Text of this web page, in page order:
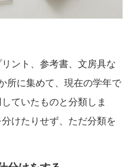
ント、参考書、文房具な
所に集めて、現在の学年で
ていたものと分類しま
けたりせず、ただ分類を